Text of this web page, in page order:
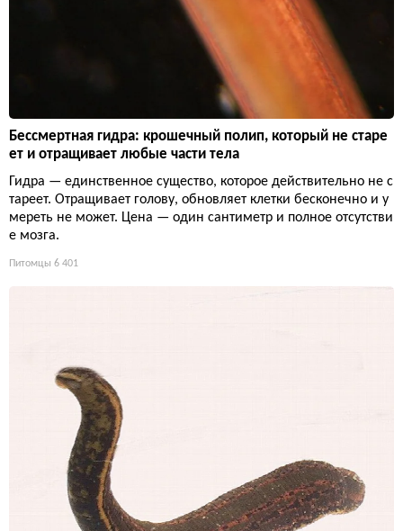
Бессмертная гидра: крошечный полип, который не старе
ет и отращивает любые части тела
Гидра — единственное существо, которое действительно не с
тареет. Отращивает голову, обновляет клетки бесконечно и у
мереть не может. Цена — один сантиметр и полное отсутстви
е мозга.
Питомцы 6 401